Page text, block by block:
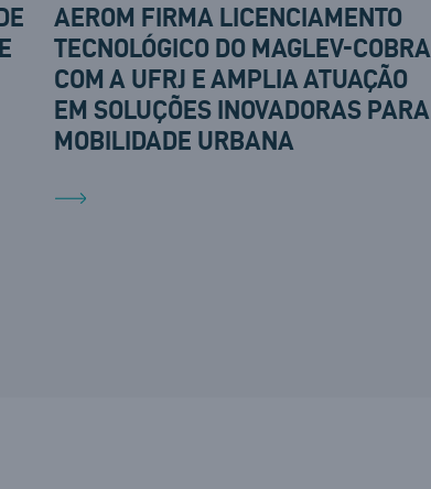
AEROM FIRMA LICENCIAMENTO
TECNOLÓGICO DO MAGLEV-COBRA
COM A UFRJ E AMPLIA ATUAÇÃO
EM SOLUÇÕES INOVADORAS PARA
MOBILIDADE URBANA